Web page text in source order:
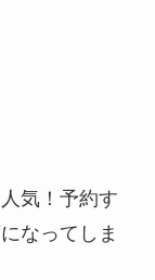
気！予約す
なってしま